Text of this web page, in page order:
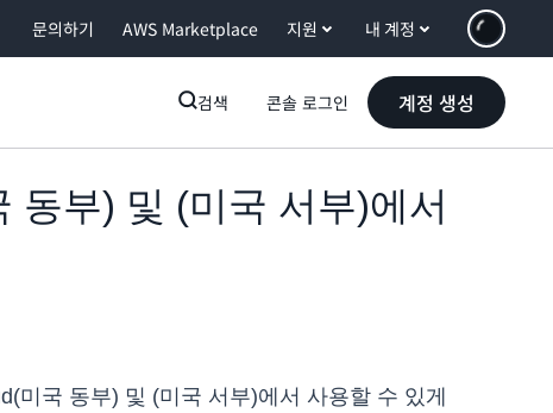
문의하기 AWS Marketplace 지원 내 계정
검색 콘솔 로그인 계정 생성
동부) 및 (미국 서부)에서
미국 동부) 및 (미국 서부)에서 사용할 수 있게